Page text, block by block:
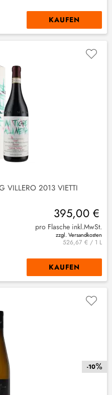
KAUFEN
VILLERO 2013 VIETTI
395,00 €
pro Flasche inkl.MwSt.
zzgl. Versandkosten
526,67 € / 1 L
KAUFEN
-10